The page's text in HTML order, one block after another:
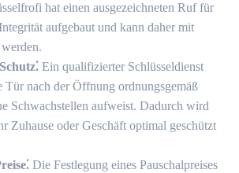
hat einen ausgezeichneten Ruf für
aufgebaut und kann daher mit
Ein qualifizierter Schlüsseldienst
Tür nach der Öffnung ordnungsgemäß
Schwachstellen aufweist.​ Dadurch wird
Zuhause oder Geschäft optimal geschützt
Die Festlegung eines Pauschalpreises